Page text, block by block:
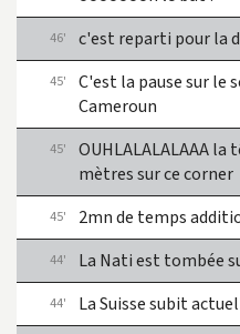
44' La Suisse subit
44' La Nati est tombée
45' 2mn de temps
45'
OUHLALALALAAA la
mètres sur ce corner
45'
C'est la pause sur le
Cameroun
46' c'est reparti pour la